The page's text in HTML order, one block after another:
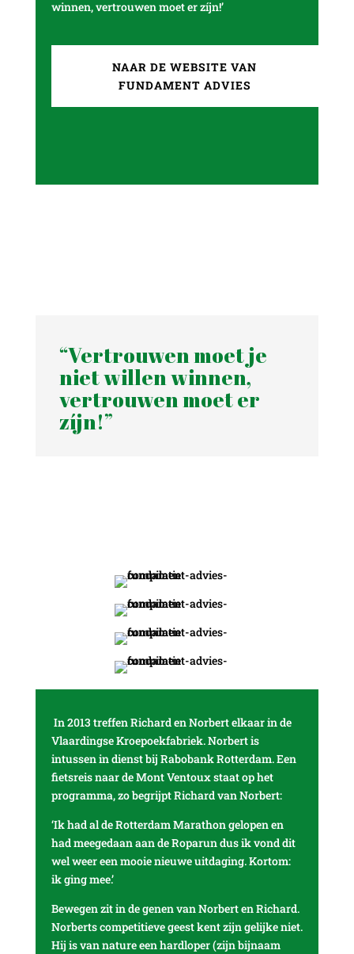
winnen, vertrouwen moet er zíjn!’
NAAR DE WEBSITE VAN
FUNDAMENT ADVIES
“Vertrouwen moet je
niet willen winnen,
vertrouwen moet er
zíjn!”
In 2013 treffen Richard en Norbert elkaar in de
Vlaardingse Kroepoekfabriek. Norbert is
intussen in dienst bij Rabobank Rotterdam. Een
fietsreis naar de Mont Ventoux staat op het
programma, zo begrijpt Richard van Norbert:
‘Ik had al de Rotterdam Marathon gelopen en
had meegedaan aan de Roparun dus ik vond dit
wel weer een mooie nieuwe uitdaging. Kortom:
ik ging mee.’
Bewegen zit in de genen van Norbert en Richard.
Norberts competitieve geest kent zijn gelijke niet.
Hij is van nature een hardloper (zijn bijnaam